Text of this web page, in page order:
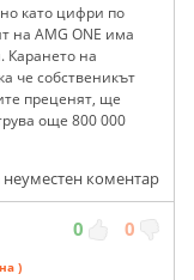
като цифри по
на AMG ONE има
Карането на
че собственикът
преценят, ще
още 800 000
коментар
0 0
)